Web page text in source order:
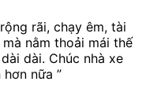
rãi, chạy êm, tài
nằm thoải mái thế
dài. Chúc nhà xe
nữa ”